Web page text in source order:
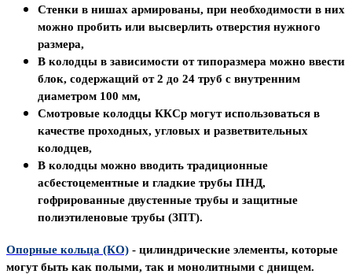
Стенки в нишах армированы, при необходимости в них
можно пробить или высверлить отверстия нужного
размера,
В колодцы в зависимости от типоразмера можно ввести
блок, содержащий от 2 до 24 труб с внутренним
диаметром 100 мм,
Смотровые колодцы ККСр могут использоваться в
качестве проходных, угловых и разветвительных
колодцев,
В колодцы можно вводить традиционные
асбестоцементные и гладкие трубы ПНД,
гофрированные двустенные трубы и защитные
полиэтиленовые трубы (ЗПТ).
Опорные кольца (КО) - цилиндрические элементы, которые
могут быть как полыми, так и монолитными с днищем.